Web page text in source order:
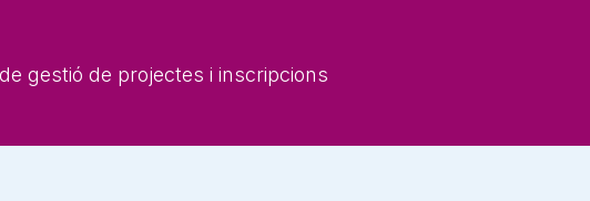
gestió de projectes i inscripcions